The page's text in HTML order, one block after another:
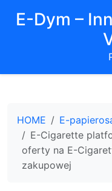
E-Dym –
HOME
E-
E-Cigarette
oferty na E-
zakupowej